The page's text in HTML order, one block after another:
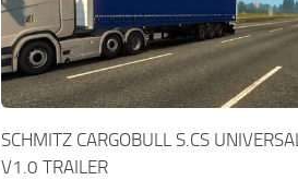
SCHMITZ CARGOBULL S.CS
V1.0 TRAILER